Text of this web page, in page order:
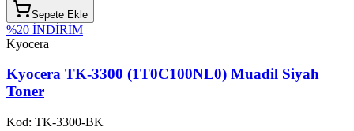
Sepete Ekle
%20 İNDİRİM
Kyocera
Kyocera TK-3300 (1T0C100NL0) Muadil Siyah
Toner
Kod: TK-3300-BK